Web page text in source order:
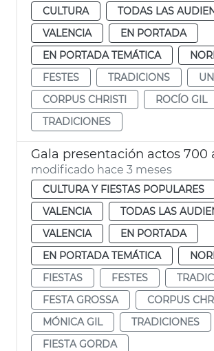
CULTURA
TODAS LAS
VALENCIA
EN PORTADA
EN PORTADA TEMÁTICA
FESTES
TRADICIONS
CORPUS CHRISTI
ROCÍO GIL
TRADICIONES
modificado hace 3 meses
CULTURA Y FIESTAS POPULARES
VALENCIA
TODAS LAS
VALENCIA
EN PORTADA
EN PORTADA TEMÁTICA
FIESTAS
FESTES
FESTA GROSSA
CORPUS
MÓNICA GIL
TRADICIONES
FIESTA GORDA